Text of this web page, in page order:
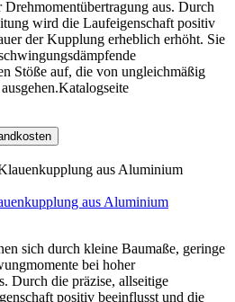
aus. Durch
wird die Laufeigenschaft positiv
der Kupplung erheblich erhöht. Sie
Stöße auf, die von ungleichmäßig
aus Aluminium
sich durch kleine Baumaße, geringe
bei hoher
Durch die präzise, allseitige
positiv beeinflusst und die